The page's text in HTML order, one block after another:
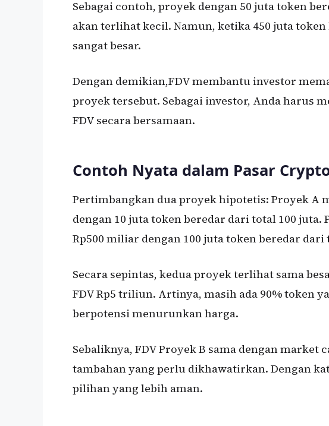
Sebagai contoh, proyek dengan 50 juta token
akan terlihat kecil. Namun, ketika 450 juta
sangat besar.
Dengan demikian,FDV membantu investor
proyek tersebut. Sebagai investor, Anda harus
FDV secara bersamaan.
Contoh Nyata dalam Pasar
Pertimbangkan dua proyek hipotetis: Proyek A
dengan 10 juta token beredar dari total 100
Rp500 miliar dengan 100 juta token beredar dari
Secara sepintas, kedua proyek terlihat sama
FDV Rp5 triliun. Artinya, masih ada 90% token
berpotensi menurunkan harga.
Sebaliknya, FDV Proyek B sama dengan market
tambahan yang perlu dikhawatirkan. Dengan
pilihan yang lebih aman.